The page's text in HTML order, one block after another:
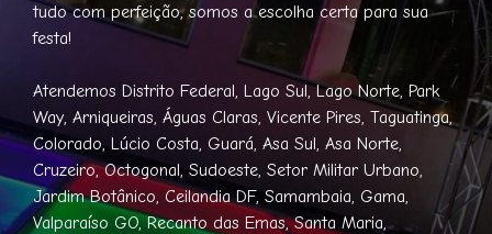
tudo com perfeição, somos a escolha certa para sua
festa!
Atendemos Distrito Federal, Lago Sul, Lago Norte, Park
Way, Arniqueiras, Águas Claras, Vicente Pires, Taguatinga,
Colorado, Lúcio Costa, Guará, Asa Sul, Asa Norte,
Cruzeiro, Octogonal, Sudoeste, Setor Militar Urbano,
Jardim Botânico, Ceilandia DF, Samambaia, Gama,
Valparaíso GO, Recanto das Emas, Santa Maria,